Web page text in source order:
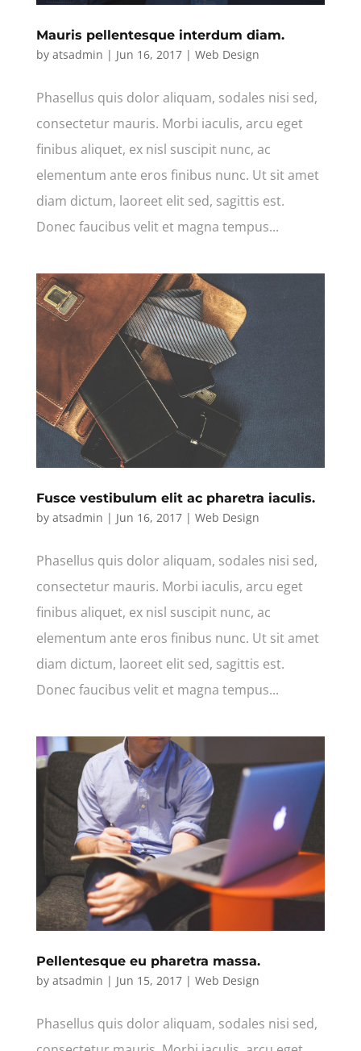
Mauris pellentesque interdum diam.
by atsadmin | Jun 16, 2017| Web Design
Phasellus quis dolor aliquam, sodales nisi sed,
consectetur mauris. Morbi iaculis, arcu eget
finibus aliquet, ex nisl suscipit nunc, ac
elementum ante eros finibus nunc. Ut sit amet
diam dictum, laoreet elit sed, sagittis est.
Donec faucibus velit et magna tempus...
Fusce vestibulum elit ac pharetra iaculis.
by atsadmin | Jun 16, 2017| Web Design
Phasellus quis dolor aliquam, sodales nisi sed,
consectetur mauris. Morbi iaculis, arcu eget
finibus aliquet, ex nisl suscipit nunc, ac
elementum ante eros finibus nunc. Ut sit amet
diam dictum, laoreet elit sed, sagittis est.
Donec faucibus velit et magna tempus...
Pellentesque eu pharetra massa.
by atsadmin | Jun 15, 2017| Web Design
Phasellus quis dolor aliquam, sodales nisi sed,